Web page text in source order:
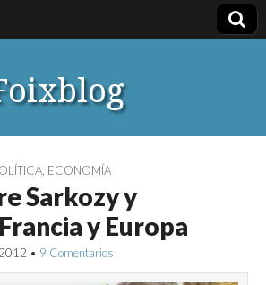
ECONOMÍA
Sarkozy y
y Europa
• 9 Comentarios